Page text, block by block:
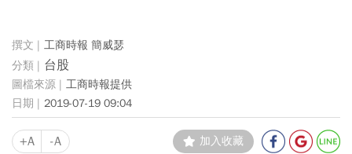
工商時報 簡威瑟
台股
工商時報提供
2019-07-19 09:04
+A -A 加入收藏